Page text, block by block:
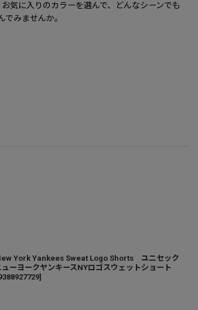
気に入りのカラーを選んで、どんなシーンでも
みませんか。
York Yankees Sweat Logo Shorts ユニセック
ーヨークヤンキースNYロゴスウェットショート
]